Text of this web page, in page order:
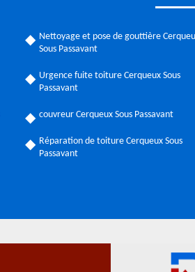
Nettoyage et pose de gouttière
Sous Passavant
Urgence fuite toiture Cerqueux Sous
Passavant
couvreur Cerqueux Sous Passavant
Réparation de toiture Cerqueux Sous
Passavant